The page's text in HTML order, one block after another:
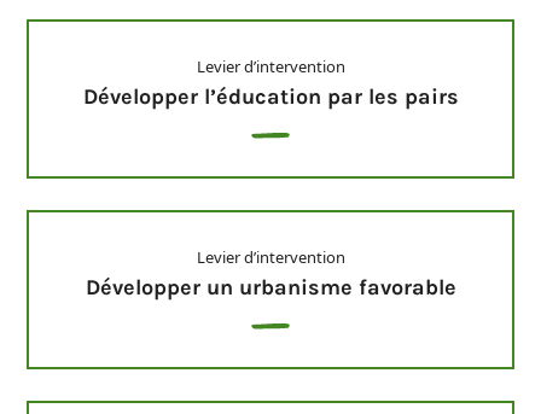
Levier d’intervention
Développer l’éducation par les pairs
Levier d’intervention
Développer un urbanisme favorable